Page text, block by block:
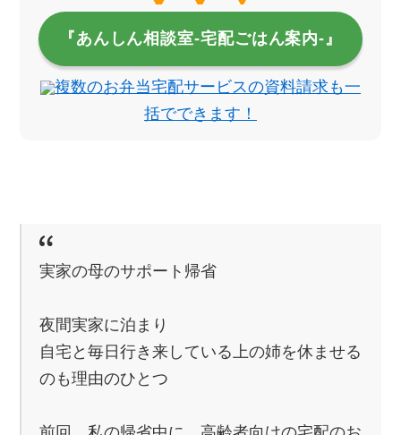
『あんしん相談室‐宅配ごはん案内‐』
複数のお弁当宅配サービスの資料請求も一
括でできます！
実家の母のサポート帰省
夜間実家に泊まり
自宅と毎日行き来している上の姉を休ませる
のも理由のひとつ